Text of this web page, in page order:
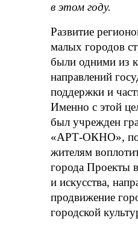
в этом году.
Развитие
малых городов
были одними из
направлений
поддержки и
Именно с этой
был учрежден
«АРТ-ОКНО»,
жителям
города Проекты
и искусства,
продвижение
городской